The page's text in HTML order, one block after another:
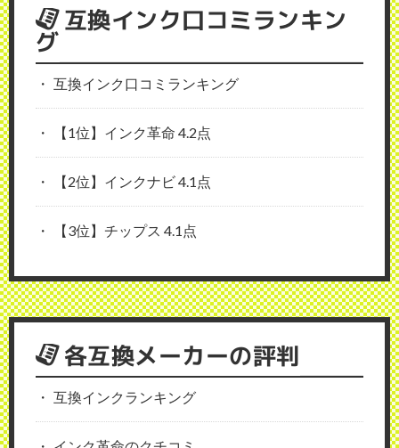
互換インク口コミランキン
グ
互換インク口コミランキング
【1位】インク革命 4.2点
【2位】インクナビ 4.1点
【3位】チップス 4.1点
各互換メーカーの評判
互換インクランキング